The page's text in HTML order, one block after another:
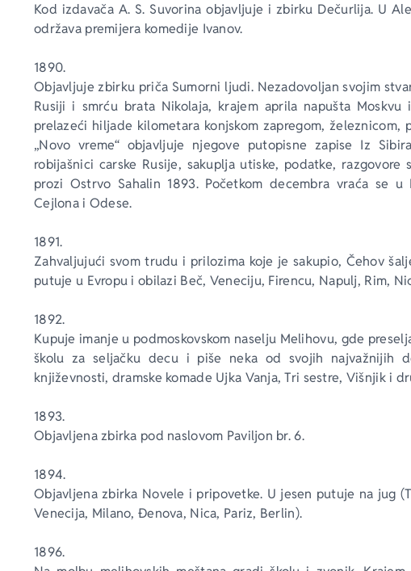
Kod izdavača A. S. Suvorina objavljuje i zbirku Dečurlija. U
održava premijera komedije Ivanov.
1890.
Objavljuje zbirku priča Sumorni ljudi. Nezadovoljan svojim
Rusiji i smrću brata Nikolaja, krajem aprila napušta
prelazeći hiljade kilometara konjskom zapregom, železnicom,
„Novo vreme“ objavljuje njegove putopisne zapise Iz
robijašnici carske Rusije, sakuplja utiske, podatke,
prozi Ostrvo Sahalin 1893. Početkom decembra vraća se u
Cejlona i Odese.
1891.
Zahvaljujući svom trudu i prilozima koje je sakupio, Čehov
putuje u Evropu i obilazi Beč, Veneciju, Firencu, Napulj, Rim,
1892.
Kupuje imanje u podmoskovskom naselju Melihovu, gde
školu za seljačku decu i piše neka od svojih najvažnijih
književnosti, dramske komade Ujka Vanja, Tri sestre, Višnjik i
1893.
Objavljena zbirka pod naslovom Paviljon br. 6.
1894.
Objavljena zbirka Novele i pripovetke. U jesen putuje na jug
Venecija, Milano, Đenova, Nica, Pariz, Berlin).
1896.